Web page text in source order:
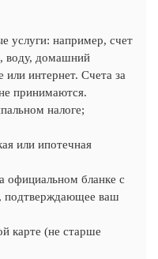
услуги: например, счет
воду, домашний
или интернет. Счета за
принимаются.
налоге;
или ипотечная
официальном бланке с
подтверждающее ваш
карте (не старше